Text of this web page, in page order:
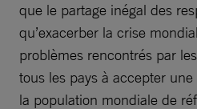
que le partage inégal des
qu’exacerber la crise
problèmes rencontrés par
tous les pays à accepter
la population mondiale de